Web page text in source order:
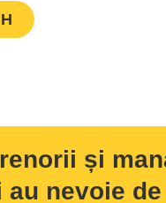
și
au nevoie de